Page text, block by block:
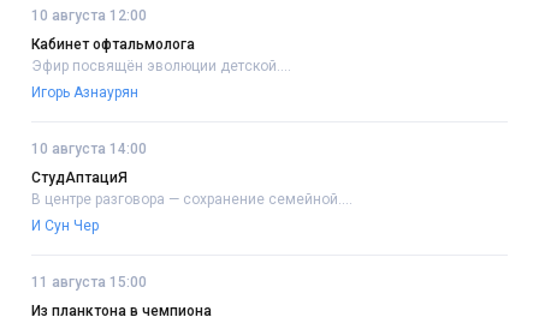
10 августа 12:00
Кабинет офтальмолога
Эфир посвящён эволюции детской....
Игорь Азнаурян
10 августа 14:00
СтудАптациЯ
В центре разговора — сохранение семейной....
И Сун Чер
11 августа 15:00
Из планктона в чемпиона